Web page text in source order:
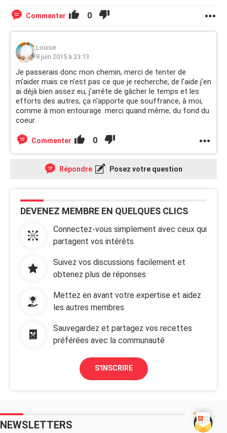
Commenter 0
Louise
8 juin 2015 à 23:13
Je passerais donc mon chemin, merci de tenter de
m'aider mais ce n'est pas ce que je recherche, de l'aide j'en
ai déjà bien assez eu, j'arrête de gâcher le temps et les
efforts des autres, ça n'apporte que souffrance, à moi,
comme à mon entourage. merci quand même, du fond du
coeur.
Commenter 0
Répondre Posez votre question
DEVENEZ MEMBRE EN QUELQUES CLICS
Connectez-vous simplement avec ceux qui
partagent vos intérêts
Suivez vos discussions facilement et
obtenez plus de réponses
Mettez en avant votre expertise et aidez
les autres membres
Sauvegardez et partagez vos recettes
préférées avec la communauté
S'INSCRIRE
NEWSLETTERS